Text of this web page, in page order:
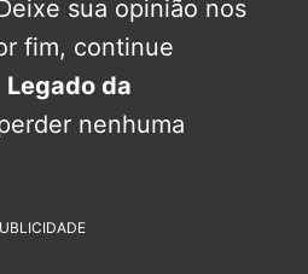
sua opinião nos
fim, continue
Legado da
nenhuma